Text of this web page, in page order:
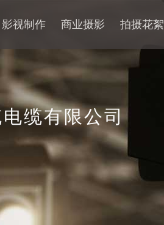
影视制作 商业摄影 拍摄花絮
缆有限公司